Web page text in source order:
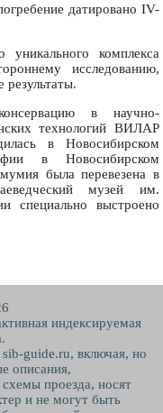
датировано IV-
комплекса
исследованию,
в научно-
технологий ВИЛАР
в Новосибирском
в Новосибирском
была перевезена в
музей им.
специально выстроено
индексируемая
guide.ru, включая, но
описания,
проезда, носят
и не могут быть